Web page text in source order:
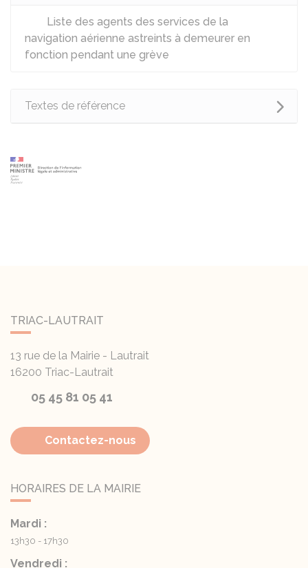
Liste des agents des services de la
navigation aérienne astreints à demeurer en
fonction pendant une grève
Textes de référence
TRIAC-LAUTRAIT
13 rue de la Mairie - Lautrait
16200 Triac-Lautrait
05 45 81 05 41
Contactez-nous
HORAIRES DE LA MAIRIE
Mardi :
13h30 - 17h30
Vendredi :